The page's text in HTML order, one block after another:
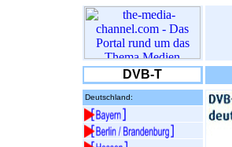
DVB-T
Deutschland: